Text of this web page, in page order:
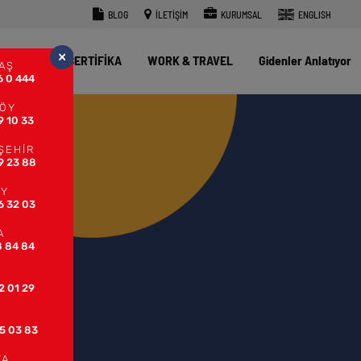
BLOG İLETİŞİM KURUMSAL ENGLISH
OKULU SERTİFİKA WORK & TRAVEL Gidenler Anlatıyor
×
0 444
10 33
23 88
32 03
84 84
01 29
03 83